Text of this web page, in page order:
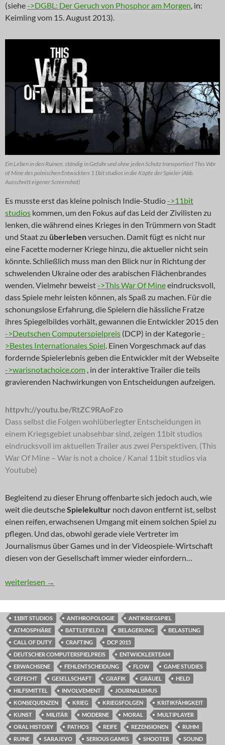
(siehe->DGBL: Der Geruch von Phosphor am Morgen, in:
Keimling vom 15. August 2013).
Ein Leben in den Ruinen, ständig in Gefahr und ohne jeden Schutz transportiert This War
of Mine des polnischen Entwicklers 11bit studios in die Köpfe der Spieler (Abb.
Ausschnitt eigener Screenshot)
Es musste erst das kleine polnisch Indie-Studio->11bit
studios kommen, um den Fokus auf das Leid der Zivilisten zu
lenken, die während eines Krieges in den Trümmern von Stadt
und Staat zu überlebenversuchen. Damit fügt es nicht nur
eine Facette moderner Kriege hinzu, die aktueller nicht sein
könnte. Schließlich muss man den Blick nur in Richtung der
schwelenden Ukraine oder des arabischen Flächenbrandes
wenden. Vielmehr beweist->This War Of Mineeindrucksvoll,
dass Spiele mehr leisten können, als Spaß zu machen. Für die
schonungslose Erfahrung, die Spielern die hässliche Fratze
ihres Spiegelbildes vorhält, gewannen die Entwickler 2015 den
->Deutschen Computerspielpreis (DCP) in der Kategorie-
>Bestes Internationales Spiel . Einen Vorgeschmack auf das
fordernde Spielerlebnis geben die Entwickler mit der Webseite
->warisnotachoice.com , in der interaktive Trailer die teils
gravierenden Nachwirkungen von Entscheidungen aufzeigen.
httpvh://youtu.be/RtZC9RAoFzo
Dass selbst die Folgen wohlüberlegter Entscheidungen in
einem Kriegsgebiet unabsehbar sind, zeigen 11bit studios
eindrucksvoll im aktuellen Trailer aus zwei Perspektiven. (This
War Of Mine – War is not a choice / Kanal 11bit studios via
Youtube)
Begleitend zu dieser Ehrung offenbarte sich jedoch auch, wie
weit die deutscheSpielekultur noch davon entfernt ist, selbst
einen reifen, erwachsenen Umgang mit einem solchen Spiel zu
pflegen. Und das, obwohl gerade viele Vertreter im
Journalismus über Games und in der Videospiele-Wirtschaft
diesen von der Gesellschaft immer wieder einfordern…
INNOVATION: Nimm es ruhig persönlich
weiterlesen →
11BIT STUDIOS ANTHROPOLOGIE
ANTIKRIEGSPIEL
ATMOSPHÄRE
BATTLEFIELD 4 BELAGERUNG
BELASTUNG
CALL OF DUTY
CRAFTING
DCP 2015
DEUTSCHER COMPUTERSPIELPREIS
ENTWICKLERTEAM
ERWACHSENE
FEHLENTSCHEIDUNG FLOW
GAME STUDIES
GEFECHT
GESELLSCHAFT GRAFIK GRÄUEL
HELD
HILFSMITTEL
INVOLVEMENT
JOURNALISMUS
KONSEQUENZEN
KRIEG KRIEGSFOLGEN
KRITIKFÄHIGKEIT
KUNST
MILITÄR MODERNE MORAL
MULTIPLAYER
ORAL HISTORY
PATHOS REIFE REZENSIONEN
RUHM
RUINE
SARAJEVO SERIOUS GAMES SHOOTER SOUND